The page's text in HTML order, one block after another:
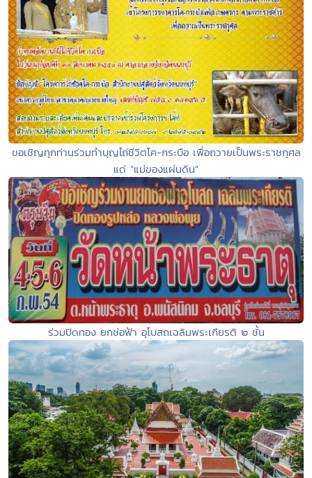
ขอเชิญทุกท่านร่วมทำบุญไถ่ชีวิตโค-กระบือ เพื่อถวายเป็นพระราชกุศล
แด่ “แม่ของแผ่นดิน”
ร่วมปิดทอง ยกช่อฟ้า อุโบสถเฉลิมพระเกียรติ ๒ ชั้น